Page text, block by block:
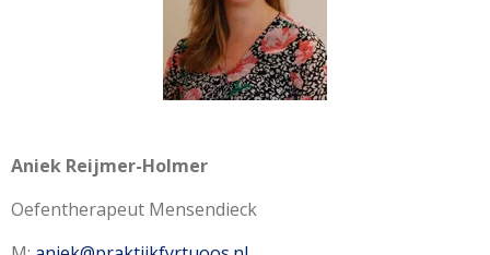
Aniek Reijmer-Holmer
Oefentherapeut Mensendieck